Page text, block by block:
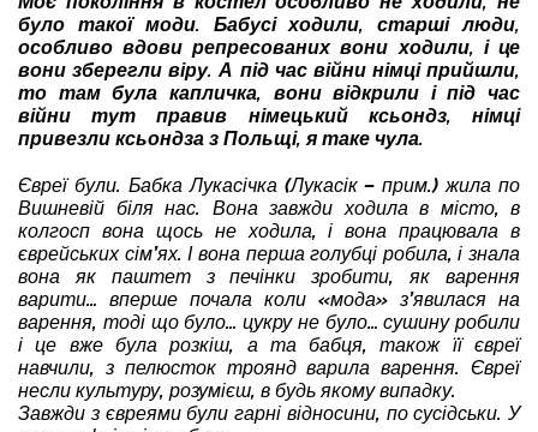
було такої моди. Бабусі ходили, старші люди,
особливо вдови репресованих вони ходили, і це
вони зберегли віру. А під час війни німці прийшли,
то там була капличка, вони відкрили і під час
війни тут правив німецький ксьондз, німці
привезли ксьондза з Польщі, я таке чула.
Євреї були. Бабка Лукасічка (Лукасік – прим.) жила по
Вишневій біля нас. Вона завжди ходила в місто, в
колгосп вона щось не ходила, і вона працювала в
єврейських сім’ях. І вона перша голубці робила, і знала
вона як паштет з печінки зробити, як варення
варити… вперше почала коли «мода» з’явилася на
варення, тоді що було… цукру не було… сушину робили
і це вже була розкіш, а та бабця, також її євреї
навчили, з пелюсток троянд варила варення. Євреї
несли культуру, розумієш, в будь якому випадку.
Завжди з євреями були гарні відносини, по сусідськи. У